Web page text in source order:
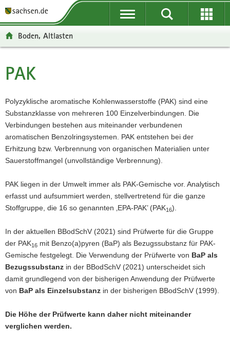
t
ü
e
r
g
r
e
i
e
n
d
N
a
v
i
g
a
i
o
t
n
v
i
g
a
t
i
n
p
n
a
l
t
t
-
e
r
e
i
c
h
Boden, Altlasten
Hauptinhalt
PAK
Polyzyklische aromatische Kohlenwasserstoffe (PAK) sind eine
Substanzklasse von mehreren 100 Einzelverbindungen. Die
Verbindungen bestehen aus miteinander verbundenen
aromatischen Benzolringsystemen. PAK entstehen bei der
Erhitzung bzw. Verbrennung von organischen Materialien unter
Sauerstoffmangel (unvollständige Verbrennung).
PAK liegen in der Umwelt immer als PAK-Gemische vor. Analytisch
erfasst und aufsummiert werden, stellvertretend für die ganze
Stoffgruppe, die 16 so genannten ‚EPA-PAK’ (PAK16).
In der aktuellen BBodSchV (2021) sind Prüfwerte für die Gruppe
der PAK16 mit Benzo(a)pyren (BaP) als Bezugssubstanz für PAK-
Gemische festgelegt. Die Verwendung der Prüfwerte von BaP als
Bezugssubstanz in der BBodSchV (2021) unterscheidet sich
damit grundlegend von der bisherigen Anwendung der Prüfwerte
von BaP als Einzelsubstanz in der bisherigen BBodSchV (1999).
Die Höhe der Prüfwerte kann daher nicht miteinander
verglichen werden.